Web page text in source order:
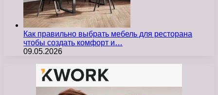
Как правильно выбрать мебель для ресторана
чтобы создать комфорт и…
09.05.2026